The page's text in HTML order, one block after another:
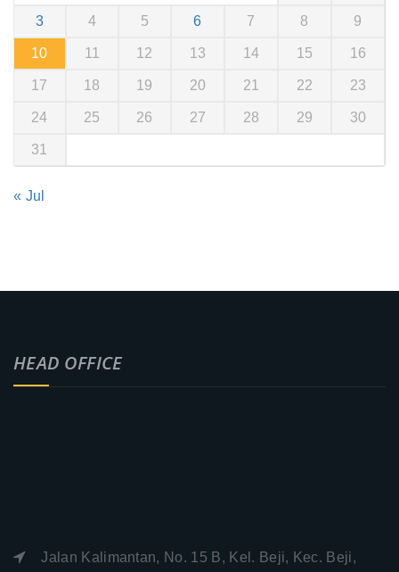
3 4 5 6 7 8 9
10 11 12 13 14 15 16
17 18 19 20 21 22 23
24 25 26 27 28 29 30
31
« Jul
HEAD OFFICE
Jalan Kalimantan, No. 15 B, Kel. Beji, Kec. Beji,